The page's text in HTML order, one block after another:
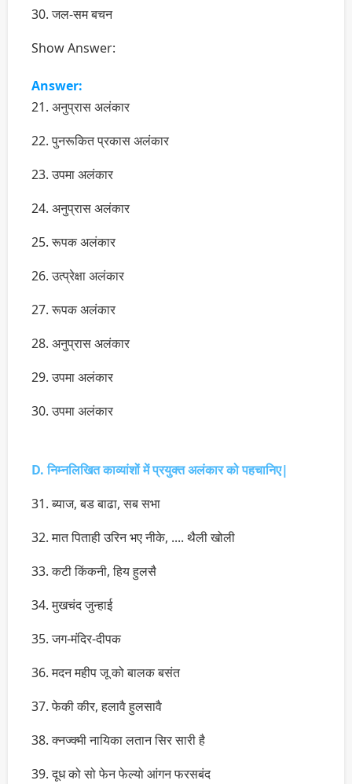
30. जल-सम बचन
Show Answer:
Answer:
21. अनुप्रास अलंकार
22. पुनरूकित प्रकास अलंकार
23. उपमा अलंकार
24. अनुप्रास अलंकार
25. रूपक अलंकार
26. उत्प्रेक्षा अलंकार
27. रूपक अलंकार
28. अनुप्रास अलंकार
29. उपमा अलंकार
30. उपमा अलंकार
D. निम्नलिखित काव्यांशों में प्रयुक्त अलंकार को पहचानिए|
31. ब्याज, बड बाढा, सब सभा
32. मात पिताही उरिन भए नीके, .... थैली खोली
33. कटी किंकनी, हिय हुलसै
34. मुखचंद जुन्हाई
35. जग-मंदिर-दीपक
36. मदन महीप जू को बालक बसंत
37. फेकी कीर, हलावै हुलसावै
38. क्नज्क्मी नायिका लतान सिर सारी है
39. दूध को सो फेन फेल्यो आंगन फरसबंद